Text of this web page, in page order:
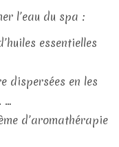
l’eau du spa :
essentielles
dispersées en les
…
d’aromathérapie